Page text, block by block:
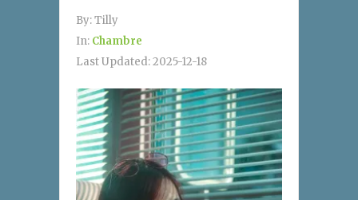
By:Tilly
In: Chambre
Last Updated:2025-12-18